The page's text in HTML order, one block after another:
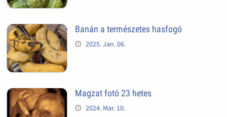
Banán a természetes hasfogó
2025. Jan. 06.
Magzat fotó 23 hetes
2024. Mar. 10.